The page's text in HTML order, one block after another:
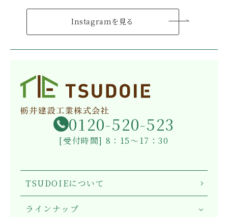
Instagramを見る
0120-520-523
[受付時間] 8：15～17：30
TSUDOIEについて
ラインナップ